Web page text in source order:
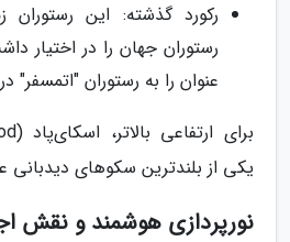
رکورد گذشته: این رستوران
عنوان را به رستوران "اتمسفر"
یکی از بلندترین سکوهای
نورپردازی هوشمند و نقش